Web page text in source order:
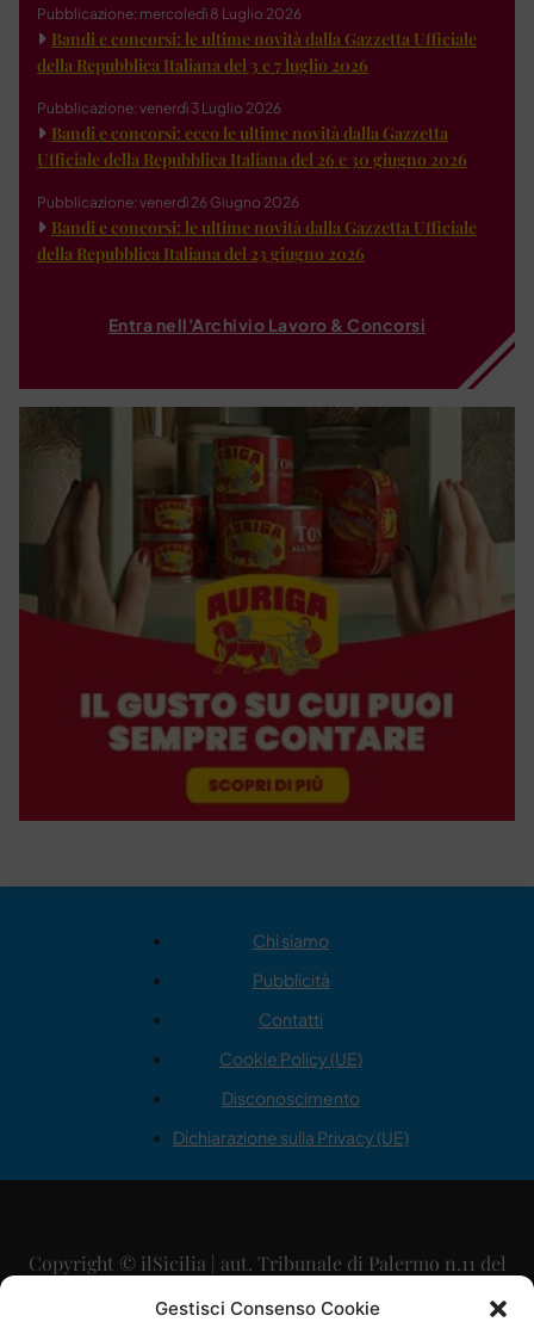
Gestisci Consenso Cookie
Pubblicazione: mercoledì 8 Luglio 2026
Bandi e concorsi: le ultime novità dalla Gazzetta Ufficiale
della Repubblica Italiana del 3 e 7 luglio 2026
Pubblicazione: venerdì 3 Luglio 2026
Bandi e concorsi: ecco le ultime novità dalla Gazzetta
Ufficiale della Repubblica Italiana del 26 e 30 giugno 2026
Pubblicazione: venerdì 26 Giugno 2026
Bandi e concorsi: le ultime novità dalla Gazzetta Ufficiale
della Repubblica Italiana del 23 giugno 2026
Entra nell'Archivio Lavoro & Concorsi
Chi siamo
Pubblicità
Contatti
Cookie Policy (UE)
Disconoscimento
Dichiarazione sulla Privacy (UE)
Copyright © ilSicilia | aut. Tribunale di Palermo n.11 del
29/09/2015